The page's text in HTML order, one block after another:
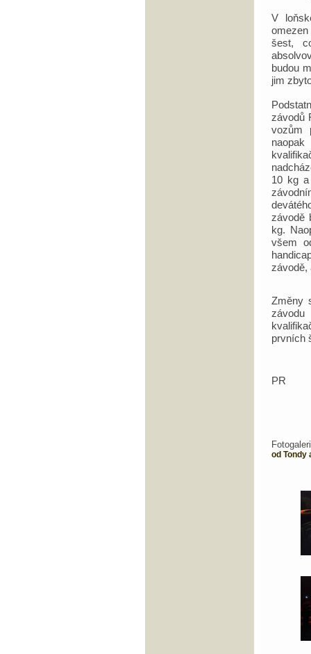
V
šest,
budou
jim
závodů
vozům
10 kg
závodě
kg.
všem
závodě,
Změny
prvních
PR
od Tondy